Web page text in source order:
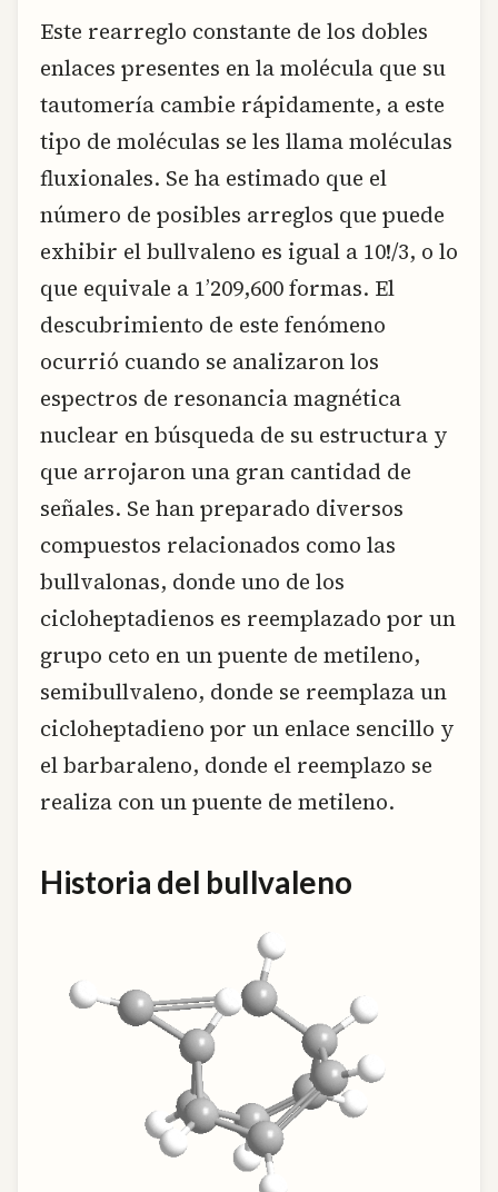
Este rearreglo constante de los dobles
enlaces presentes en la molécula que su
tautomería cambie rápidamente, a este
tipo de moléculas se les llama moléculas
fluxionales. Se ha estimado que el
número de posibles arreglos que puede
exhibir el bullvaleno es igual a 10!/3, o lo
que equivale a 1’209,600 formas. El
descubrimiento de este fenómeno
ocurrió cuando se analizaron los
espectros de resonancia magnética
nuclear en búsqueda de su estructura y
que arrojaron una gran cantidad de
señales. Se han preparado diversos
compuestos relacionados como las
bullvalonas, donde uno de los
cicloheptadienos es reemplazado por un
grupo ceto en un puente de metileno,
semibullvaleno, donde se reemplaza un
cicloheptadieno por un enlace sencillo y
el barbaraleno, donde el reemplazo se
realiza con un puente de metileno.
Historia del bullvaleno